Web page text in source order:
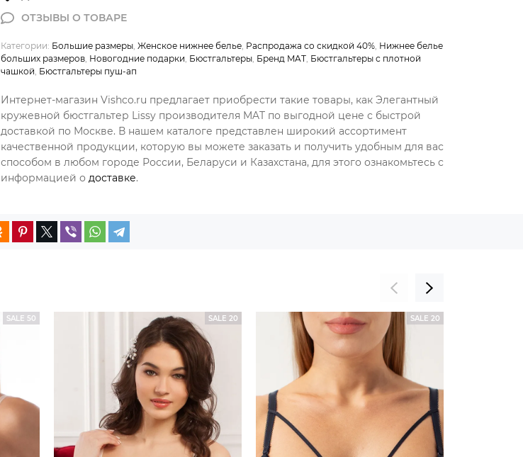
Категории: Большие размеры, Женское нижнее белье, Распродажа со скидкой 40%, Нижнее белье
больших размеров, Новогодние подарки, Бюстгальтеры, Бренд MAT, Бюстгальтеры с плотной
чашкой, Бюстгальтеры пуш-ап
Интернет-магазин Vishco.ru предлагает приобрести такие товары, как Элегантный
кружевной бюстгальтер Lissy производителя MAT по выгодной цене с быстрой
доставкой по Москве. В нашем каталоге представлен широкий ассортимент
качественной продукции, которую вы можете заказать и получить удобным для вас
способом в любом городе России, Беларуси и Казахстана, для этого ознакомьтесь с
информацией о доставке.
SALE 50 SALE 20 SALE 20